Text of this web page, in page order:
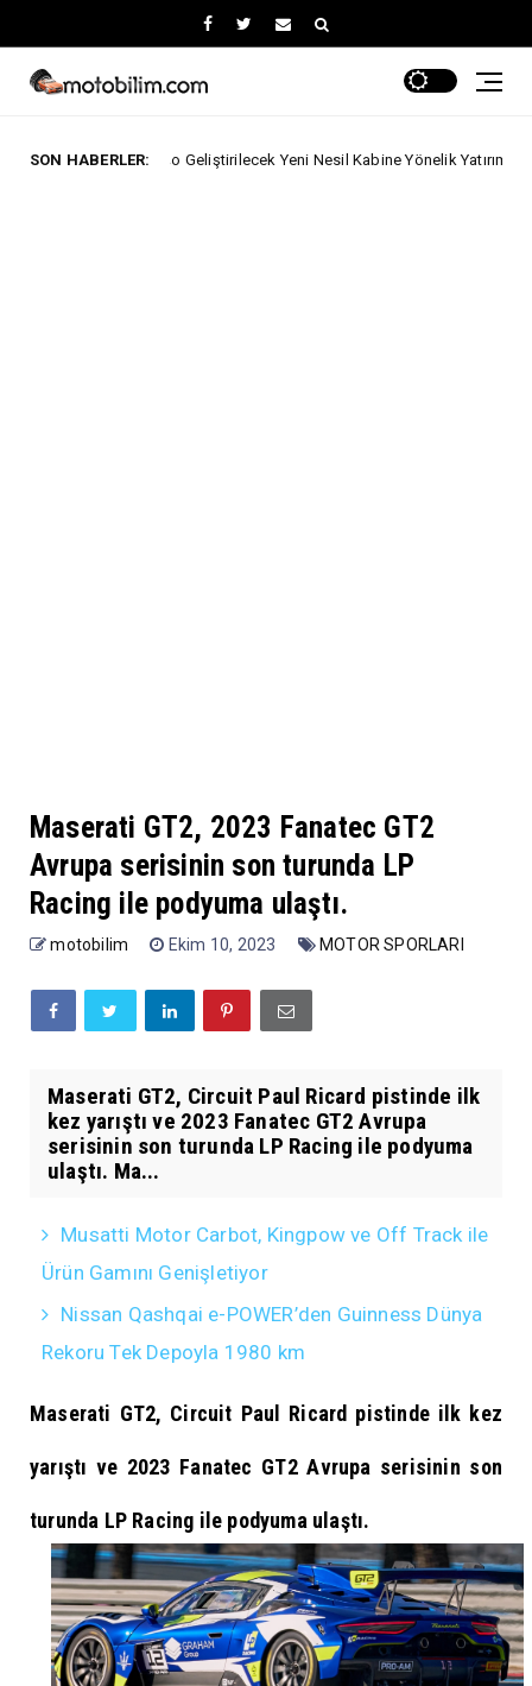
SON HABERLER:
Iveco Geliştirilecek Yeni Nesil Kabine Yönelik Yatırımını Açıkladı.
Maserati GT2, 2023 Fanatec GT2
Avrupa serisinin son turunda LP
Racing ile podyuma ulaştı.
motobilim Ekim 10, 2023 MOTOR SPORLARI
Maserati GT2, Circuit Paul Ricard pistinde ilk
kez yarıştı ve 2023 Fanatec GT2 Avrupa
serisinin son turunda LP Racing ile podyuma
ulaştı. Ma...
Musatti Motor Carbot, Kingpow ve Off Track ile
Ürün Gamını Genişletiyor
Nissan Qashqai e-POWER’den Guinness Dünya
Rekoru Tek Depoyla 1980 km
Maserati GT2, Circuit Paul Ricard pistinde ilk kez
yarıştı ve 2023 Fanatec GT2 Avrupa serisinin son
turunda LP Racing ile podyuma ulaştı.